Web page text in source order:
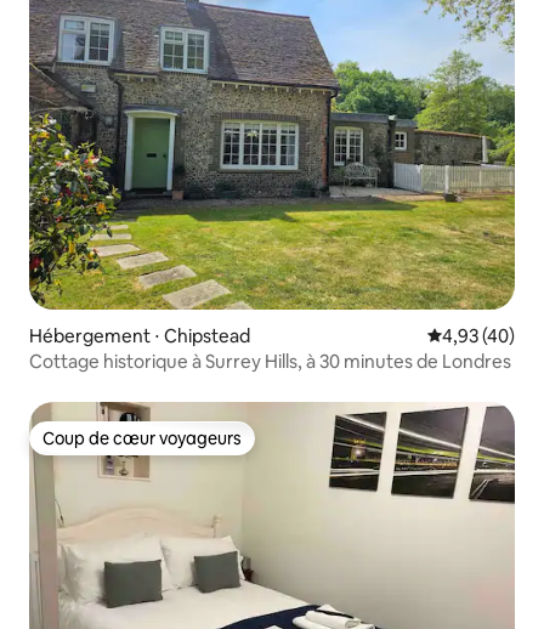
Hébergement ⋅ Chipstead Évaluation
4,93 (40)
Cottage historique à Surrey Hills, à 30 minutes de Londres
Coup de cœur voyageurs
Coup de cœur voyageurs